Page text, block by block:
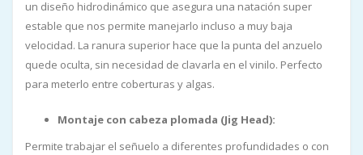
un diseño hidrodinámico que asegura una natación super
estable que nos permite manejarlo incluso a muy baja
velocidad. La ranura superior hace que la punta del anzuelo
quede oculta, sin necesidad de clavarla en el vinilo. Perfecto
para meterlo entre coberturas y algas.
Montaje con cabeza plomada (Jig Head):
Permite trabajar el señuelo a diferentes profundidades o con